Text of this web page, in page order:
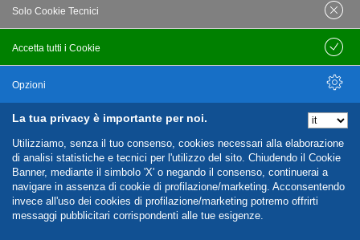
La tua privacy è importante per noi.
Utilizziamo, senza il tuo consenso, cookies necessari alla elaborazione
di analisi statistiche e tecnici per l'utilizzo del sito. Chiudendo il Cookie
Banner, mediante il simbolo 'X' o negando il consenso, continuerai a
navigare in assenza di cookie di profilazione/marketing. Acconsentendo
invece all'uso dei cookies di profilazione/marketing potremo offrirti
messaggi pubblicitari corrispondenti alle tue esigenze.
Accetta tutti i Cookie
Solo Cookie Tecnici
Salva
Opzioni
Nascondi Opzioni